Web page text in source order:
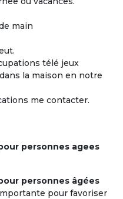
main
télé jeux
la maison en notre
me contacter.
personnes agees
personnes âgées
pour favoriser